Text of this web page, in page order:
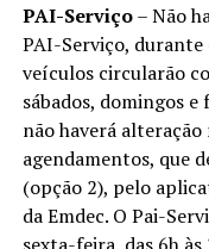
PAI-Serviço– Não
PAI-Serviço, durante
veículos circularão
sábados, domingos e
não haverá
agendamentos, que
(opção 2), pelo
da Emdec. O Pai-